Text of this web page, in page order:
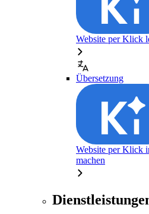
Website per Klick
Übersetzung
Website per Klick
machen